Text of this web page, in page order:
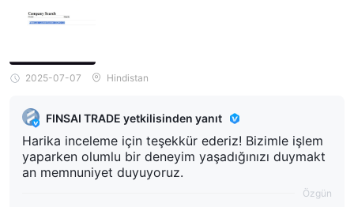
2025-07-07 Hindistan
FINSAI TRADE yetkilisinden yanıt
Harika inceleme için teşekkür ederiz! Bizimle işlem
yaparken olumlu bir deneyim yaşadığınızı duymakt
an memnuniyet duyuyoruz.
Özgün